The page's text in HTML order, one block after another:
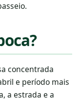
concentrada
e período mais
a estrada e a